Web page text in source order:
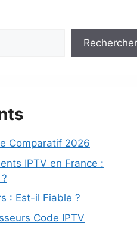
Rechercher
Comparatif 2026
IPTV en France :
: Est-il Fiable ?
Code IPTV